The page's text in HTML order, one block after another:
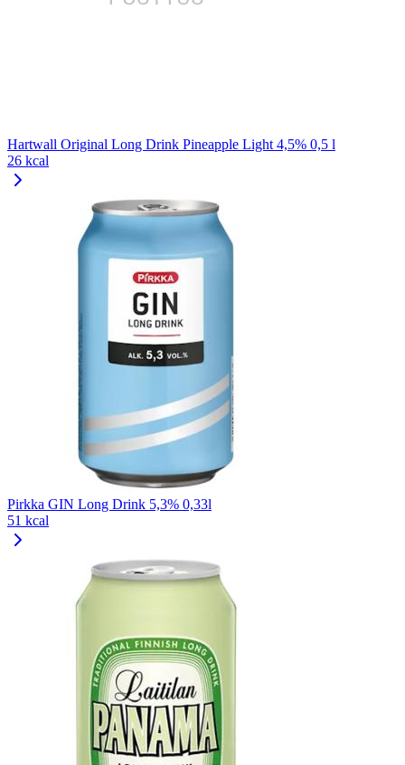
Hartwall Original Long Drink Pineapple Light 4,5% 0,5 l
26 kcal
Pirkka GIN Long Drink 5,3% 0,33l
51 kcal